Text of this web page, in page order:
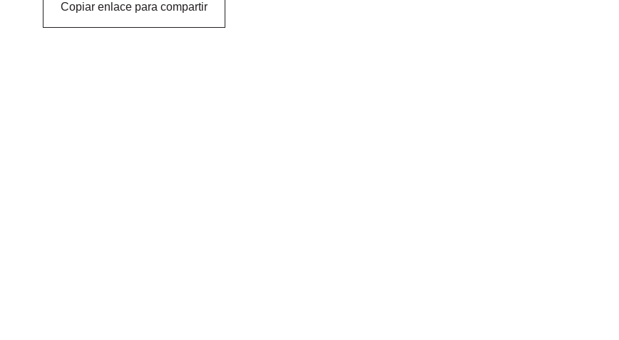
Copiar enlace para compartir